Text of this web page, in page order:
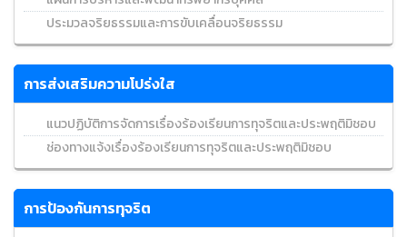
ประมวลจริยธรรมและการขับเคลื่อนจริยธรรม
การส่งเสริมความโปร่งใส
แนวปฏิบัติการจัดการเรื่องร้องเรียนการทุจริตและประพฤติมิชอบ
ช่องทางแจ้งเรื่องร้องเรียนการทุจริตและประพฤติมิชอบ
การป้องกันการทุจริต